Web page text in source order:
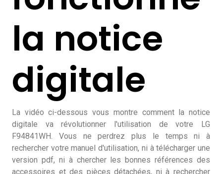
la notice
digitale
La vidéo ci-dessous vous montre comment la notice
digitale va révolutionner l'utilisation de votre LG
F94841WH. Vous ne perdrez plus le temps ni à
rechercher votre manuel d'utilisation, ni à télécharger une
version pdf, ni à chercher les bonnes références des
accessoires et des pièces détachées, ni à rechercher